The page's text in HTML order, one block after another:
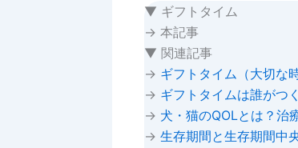
▼ ギフトタイム
→ 本記事
▼ 関連記事
→ ギフトタイム（大切な
→ ギフトタイムは誰がつ
→ 犬・猫のQOLとは？治
→ 生存期間と生存期間中